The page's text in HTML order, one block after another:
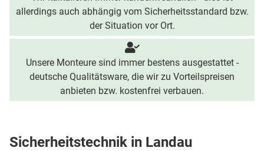
allerdings auch abhängig vom Sicherheitsstandard bzw.
der Situation vor Ort.
Unsere Monteure sind immer bestens ausgestattet -
deutsche Qualitätsware, die wir zu Vorteilspreisen
anbieten bzw. kostenfrei verbauen.
Sicherheitstechnik in Landau